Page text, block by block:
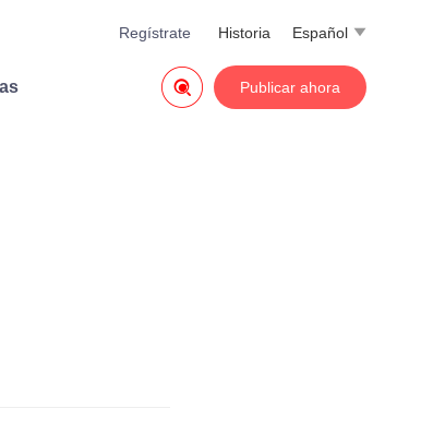
Español 
Historia
Regístrate
Publicar ahora
